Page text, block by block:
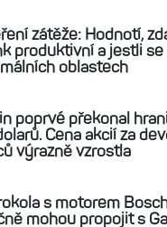
Fénix 8 a Epix
nijak nespěchá,